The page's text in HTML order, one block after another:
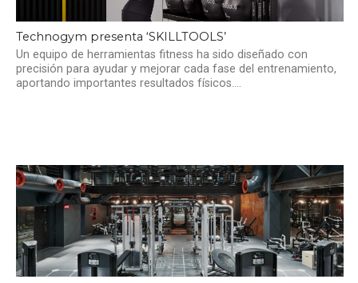
Technogym presenta ‘SKILLTOOLS’
Un equipo de herramientas fitness ha sido diseñado con
precisión para ayudar y mejorar cada fase del entrenamiento,
aportando importantes resultados físicos....